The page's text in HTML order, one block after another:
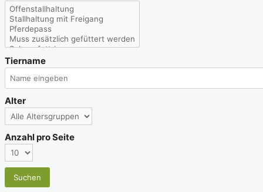
Tiername
Alter
Anzahl pro Seite
Suchen